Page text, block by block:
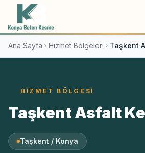
İçeriğe atla
Ana Sayfa Hizmet Bölgeleri Taşkent
HIZMET BÖLGESI
Taşkent Asfalt
Taşkent / Konya